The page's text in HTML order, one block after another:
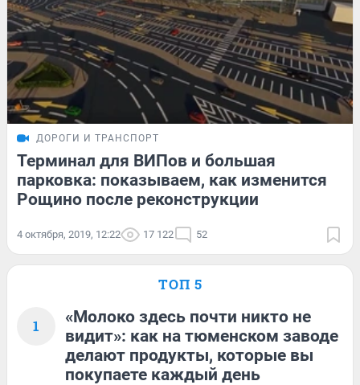
ДОРОГИ И ТРАНСПОРТ
Терминал для ВИПов и большая
парковка: показываем, как изменится
Рощино после реконструкции
4 октября, 2019, 12:22 17 122 52
ТОП 5
1
«Молоко здесь почти никто не
видит»: как на тюменском заводе
делают продукты, которые вы
покупаете каждый день